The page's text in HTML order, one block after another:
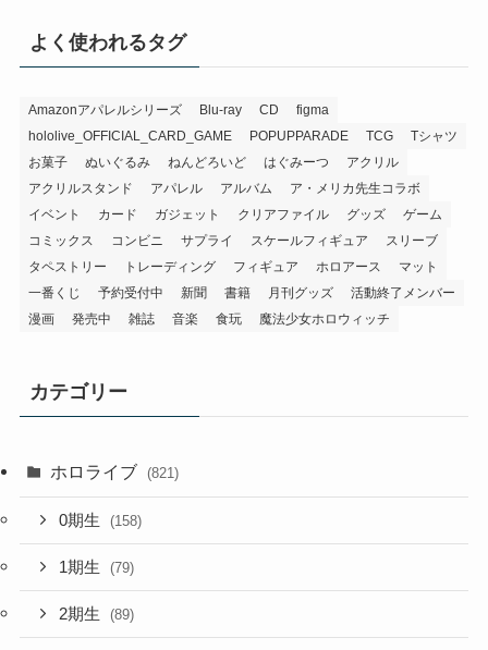
よく使われるタグ
Amazonアパレルシリーズ Blu-ray CD
figma
hololive_OFFICIAL_CARD_GAME
POPUPPARADE TCG
Tシャツ
お菓子
ぬいぐるみ ねんどろいど はぐみーつ
アクリル
アクリルスタンド
アパレル アルバム
ア・メリカ先生コラボ
イベント
カード ガジェット クリアファイル グッズ
ゲーム
コミックス
コンビニ サプライ スケールフィギュア
スリーブ
タペストリー
トレーディング フィギュア ホロアース
マット
一番くじ
予約受付中 新聞 書籍 月刊グッズ
活動終了メンバー
漫画
発売中 雑誌 音楽 食玩 魔法少女ホロウィッチ
カテゴリー
ホロライブ (821)
0期生 (158)
1期生 (79)
2期生 (89)